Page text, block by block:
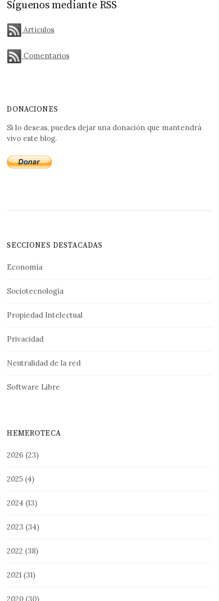
Síguenos mediante RSS
Artículos
Comentarios
DONACIONES
Si lo deseas, puedes dejar una donación que mantendrá
vivo este blog.
SECCIONES DESTACADAS
Economía
Sociotecnología
Propiedad Intelectual
Privacidad
Neutralidad de la red
Software Libre
HEMEROTECA
2026 (23)
2025 (4)
2024 (13)
2023 (34)
2022 (38)
2021 (31)
2020 (30)